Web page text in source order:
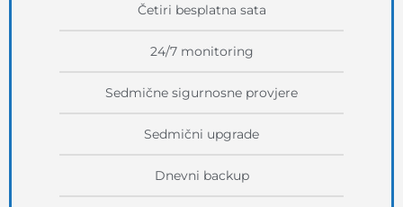
Četiri besplatna sata
24/7 monitoring
Sedmične sigurnosne provjere
Sedmični upgrade
Dnevni backup